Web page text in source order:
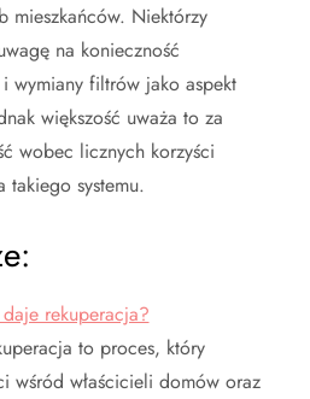
mieszkańców. Niektórzy
na konieczność
wymiany filtrów jako aspekt
większość uważa to za
wobec licznych korzyści
takiego systemu.
rekuperacja?
to proces, który
wśród właścicieli domów oraz